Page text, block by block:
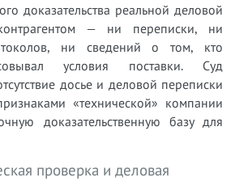
доказательства реальной деловой
— ни переписки, ни
ни сведений о том, кто
условия поставки. Суд
досье и деловой переписки
«технической» компании
доказательственную базу для
проверка и деловая